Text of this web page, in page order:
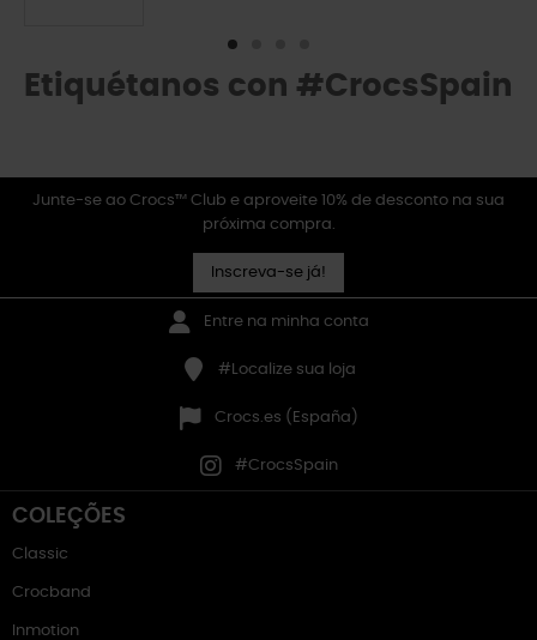
Etiquétanos con #CrocsSpain
Junte-se ao Crocs™ Club e aproveite 10% de desconto na sua
próxima compra.
Inscreva-se já!
Entre na minha conta
#Localize sua loja
Crocs.es (España)
#CrocsSpain
COLEÇÕES
Classic
Crocband
Inmotion